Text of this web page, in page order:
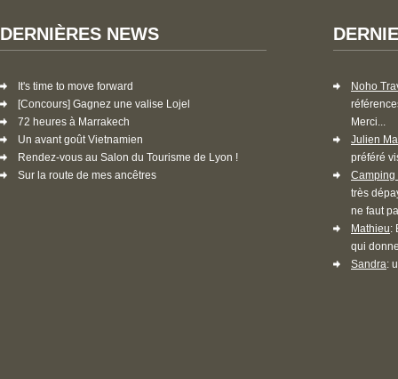
DERNIÈRES NEWS
It's time to move forward
[Concours] Gagnez une valise Lojel
72 heures à Marrakech
Un avant goût Vietnamien
Rendez-vous au Salon du Tourisme de Lyon !
Sur la route de mes ancêtres
Noho
Merci...
Julien
préféré
Camping
très
ne faut
Mathieu:
qui
Sandra: